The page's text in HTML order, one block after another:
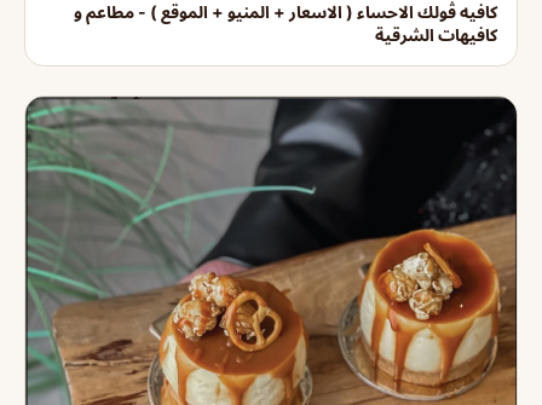
كافيه ڤولك الاحساء ( الاسعار + المنيو + الموقع ) - مطاعم و
كافيهات الشرقية